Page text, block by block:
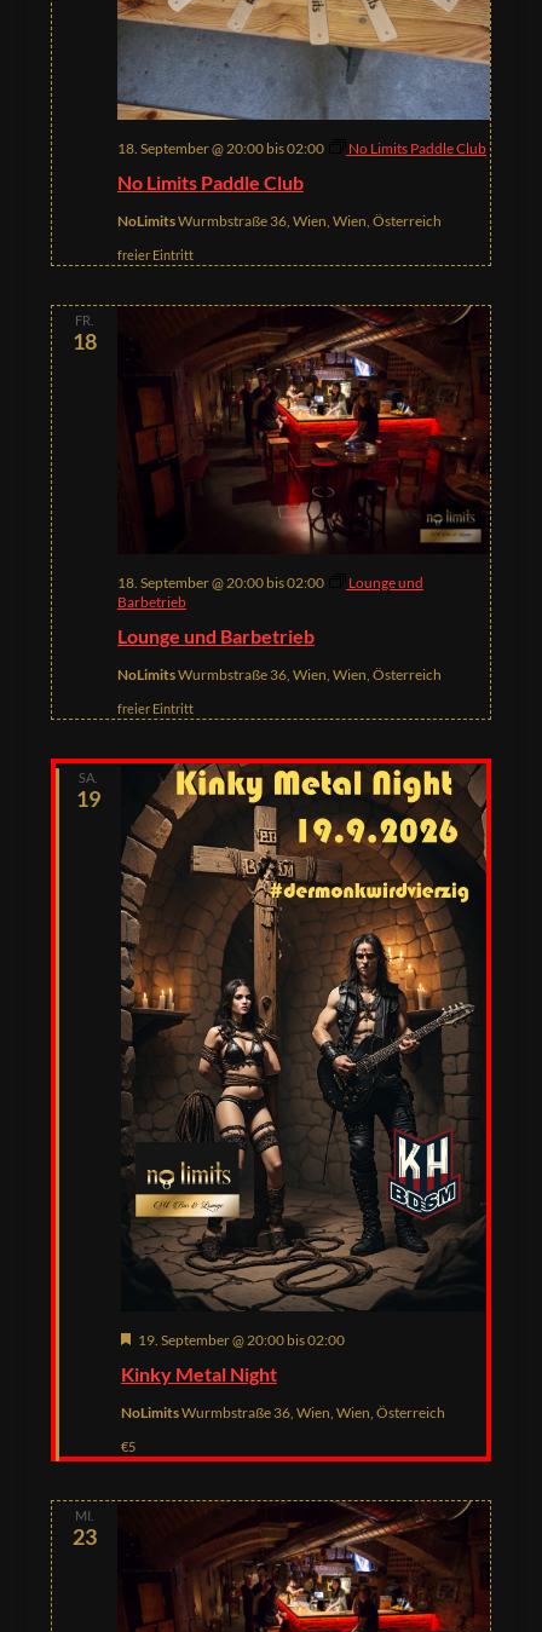
No Limits Paddle Club
18. September @ 20:00bis02:00 No Limits Paddle Club
NoLimitsWurmbstraße 36, Wien, Wien, Österreich
freier Eintritt
FR.
18
Lounge und Barbetrieb
18. September @ 20:00bis02:00
Lounge und
Barbetrieb
NoLimitsWurmbstraße 36, Wien, Wien, Österreich
freier Eintritt
SA.
19
Kinky Metal Night
Hervorgehoben
19. September @ 20:00bis02:00
NoLimitsWurmbstraße 36, Wien, Wien, Österreich
€5
MI.
23